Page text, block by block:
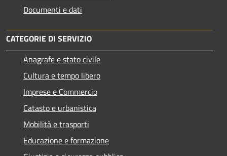
Documenti e dati
CATEGORIE DI SERVIZIO
Anagrafe e stato civile
Cultura e tempo libero
Imprese e Commercio
Catasto e urbanistica
Mobilità e trasporti
Educazione e formazione